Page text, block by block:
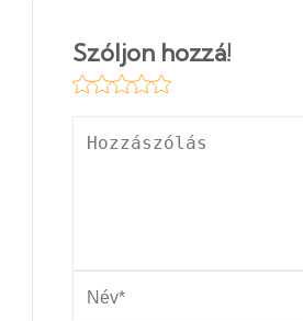
Szóljon hozzá!